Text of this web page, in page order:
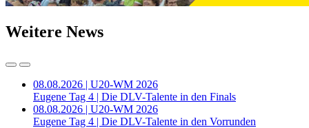
Weitere News
08.08.2026 | U20-WM 2026
Eugene Tag 4 | Die DLV-Talente in den Finals
08.08.2026 | U20-WM 2026
Eugene Tag 4 | Die DLV-Talente in den Vorrunden